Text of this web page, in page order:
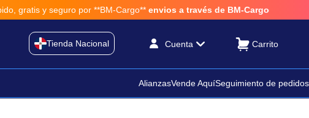
seguro por **BM-Cargo** envios a través de BM-Cargo
Tienda Nacional Cuenta
AlianzasVende AquíSeguimiento de pedidos